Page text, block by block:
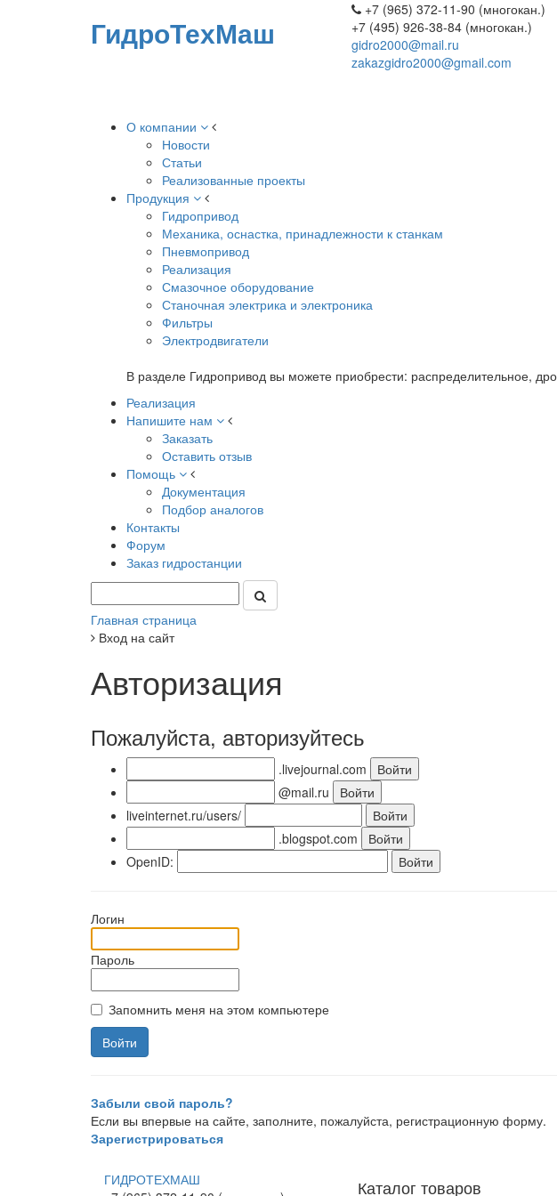
ГидроТехМаш
+7 (965) 372-11-90 (многокан.)
+7 (495) 926-38-84 (многокан.)
gidro2000@mail.ru
zakazgidro2000@gmail.com
О компании
Новости
Статьи
Реализованные проекты
Продукция
Гидропривод
Механика, оснастка, принадлежности к станкам
Пневмопривод
Реализация
Смазочное оборудование
Станочная электрика и электроника
Фильтры
Электродвигатели
В разделе Гидропривод вы можете приобрести: распределительное,
Реализация
Напишите нам
Заказать
Оставить отзыв
Помощь
Документация
Подбор аналогов
Контакты
Форум
Заказ гидростанции
Главная страница
Вход на сайт
Авторизация
Пожалуйста, авторизуйтесь
.livejournal.com
@mail.ru
liveinternet.ru/users/
.blogspot.com
OpenID:
Логин
Пароль
Запомнить меня на этом компьютере
Забыли свой пароль?
Если вы впервые на сайте, заполните, пожалуйста, регистрационную форму.
Зарегистрироваться
Каталог товаров
ГИДРОТЕХМАШ